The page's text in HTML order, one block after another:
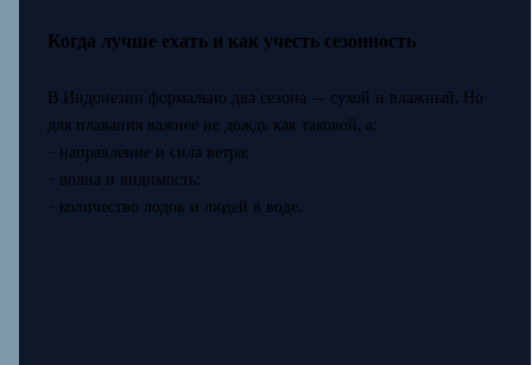
Когда лучше ехать и как учесть сезонность
В Индонезии формально два сезона — сухой и влажный. Но
для плавания важнее не дождь как таковой, а:
- направление и сила ветра;
- волна и видимость;
- количество лодок и людей в воде.